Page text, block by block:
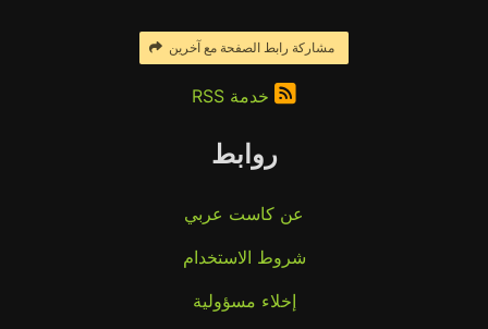
مشاركة رابط الصفحة مع آخرين
خدمة RSS
روابط
عن كاست عربي
شروط الاستخدام
إخلاء مسؤولية